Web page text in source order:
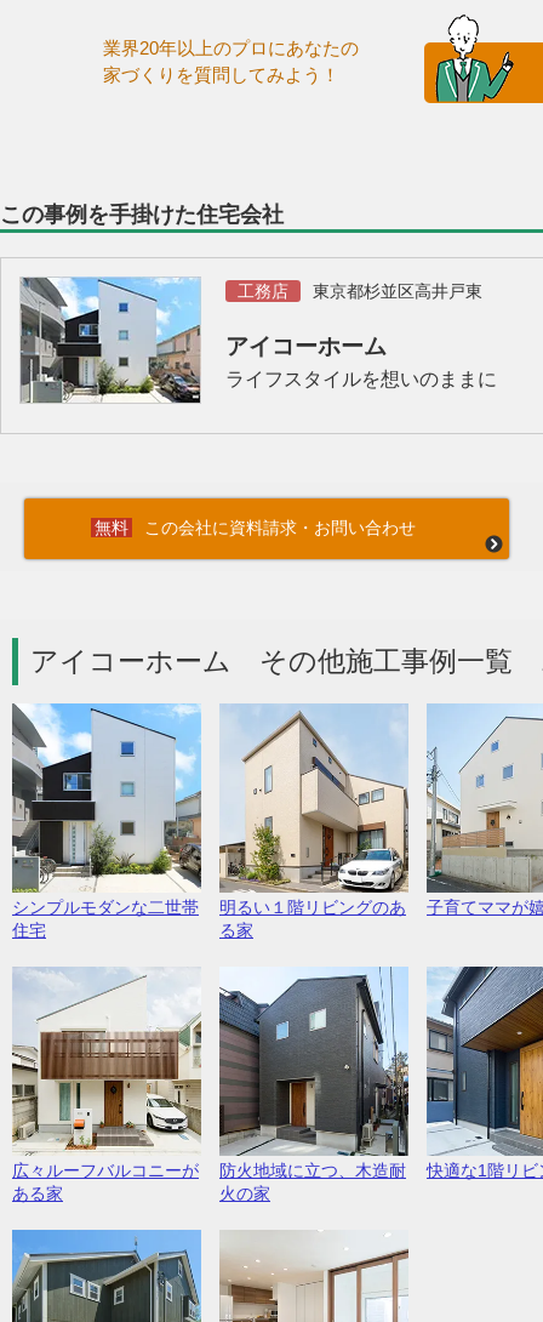
業界20年以上のプロにあなたの
家づくりを質問してみよう！
この事例を手掛けた住宅会社
工務店 東京都杉並区高井戸東
アイコーホーム
ライフスタイルを想いのままに
この会社に資料請求・お問い合わせ
アイコーホーム その他施工事例一覧
シンプルモダンな二世帯
住宅
明るい１階リビングのあ
る家
子育てママが
広々ルーフバルコニーが
ある家
防火地域に立つ、木造耐
火の家
快適な1階リビ